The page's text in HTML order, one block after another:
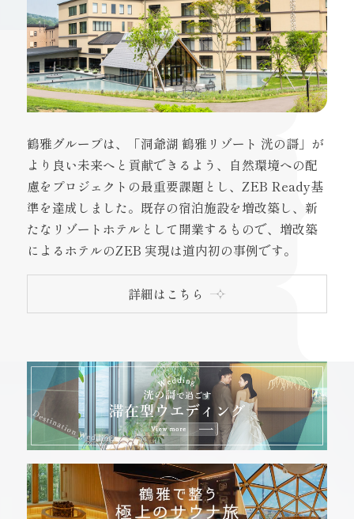
鶴雅グループは、「洞爺湖 鶴雅リゾート 洸の謌」が
より良い未来へと貢献できるよう、自然環境への配
慮をプロジェクトの最重要課題とし、ZEB Ready基
準を達成しました。既存の宿泊施設を増改築し、 新
たなリゾートホテルとして開業するもので、増改築
によるホテルのZEB 実現は道内初の事例です。
詳細はこちら